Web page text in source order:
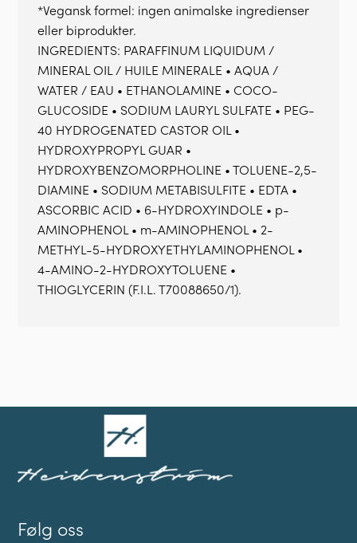
*Vegansk formel: ingen animalske ingredienser
eller biprodukter.
INGREDIENTS: PARAFFINUM LIQUIDUM /
MINERAL OIL / HUILE MINERALE • AQUA /
WATER / EAU • ETHANOLAMINE • COCO-
GLUCOSIDE • SODIUM LAURYL SULFATE • PEG-
40 HYDROGENATED CASTOR OIL •
HYDROXYPROPYL GUAR •
HYDROXYBENZOMORPHOLINE • TOLUENE-2,5-
DIAMINE • SODIUM METABISULFITE • EDTA •
ASCORBIC ACID • 6-HYDROXYINDOLE • p-
AMINOPHENOL • m-AMINOPHENOL • 2-
METHYL-5-HYDROXYETHYLAMINOPHENOL •
4-AMINO-2-HYDROXYTOLUENE •
THIOGLYCERIN (F.I.L. T70088650/1).
Følg oss